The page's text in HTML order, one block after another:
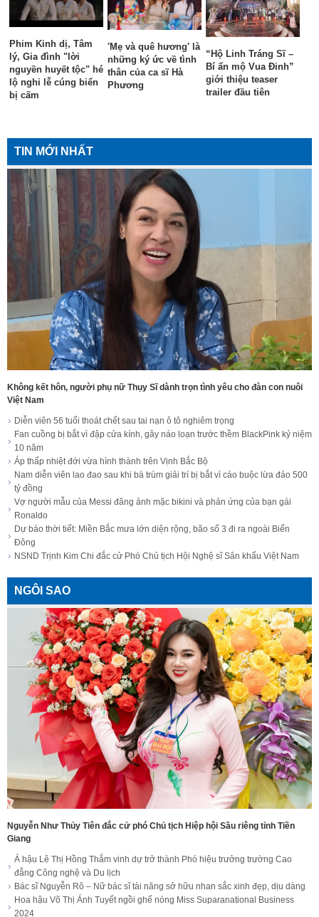
Phim Kinh dị, Tâm
lý, Gia đình "lời
nguyền huyết tộc" hé
lộ nghi lễ cúng biển
bị cấm
'Mẹ và quê hương' là
những ký ức về tình
thân của ca sĩ Hà
Phương
“Hộ Linh Tráng Sĩ –
Bí ẩn mộ Vua Đinh”
giới thiệu teaser
trailer đầu tiên
TIN MỚI NHẤT
Không kết hôn, người phụ nữ Thụy Sĩ dành trọn tình yêu cho đàn con nuôi
Việt Nam
Diễn viên 56 tuổi thoát chết sau tai nạn ô tô nghiêm trọng
Fan cuồng bị bắt vì đập cửa kính, gây náo loạn trước thềm BlackPink kỷ niệm
10 năm
Áp thấp nhiệt đới vừa hình thành trên Vịnh Bắc Bộ
Nam diễn viên lao đao sau khi bà trùm giải trí bị bắt vì cáo buộc lừa đảo 500
tỷ đồng
Vợ người mẫu của Messi đăng ảnh mặc bikini và phản ứng của bạn gái
Ronaldo
Dự báo thời tiết: Miền Bắc mưa lớn diện rộng, bão số 3 đi ra ngoài Biển
Đông
NSND Trịnh Kim Chi đắc cử Phó Chủ tịch Hội Nghệ sĩ Sân khấu Việt Nam
NGÔI SAO
Nguyễn Như Thủy Tiên đắc cử phó Chủ tịch Hiệp hội Sầu riêng tỉnh Tiền
Giang
Á hậu Lê Thị Hồng Thắm vinh dự trở thành Phó hiệu trưởng trường Cao
đẳng Công nghệ và Du lịch
Bác sĩ Nguyễn Rô – Nữ bác sĩ tài năng sở hữu nhan sắc xinh đẹp, dịu dàng
Hoa hậu Võ Thị Ánh Tuyết ngồi ghế nóng Miss Suparanational Business
2024